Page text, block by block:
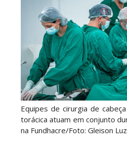
Equipes de cirurgia de
torácica atuam em conjunto
na Fundhacre/Foto: Gleison